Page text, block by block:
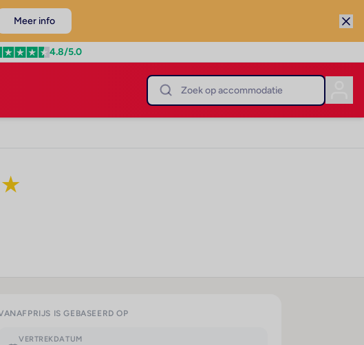
Meer info
4.8/5.0
★
IS GEBASEERD OP
VERTREKDATUM